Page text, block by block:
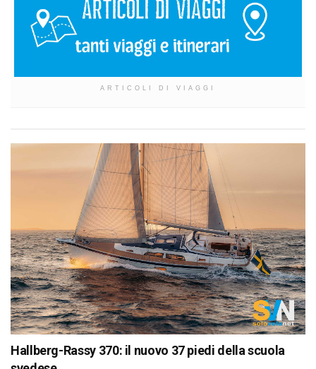
ARTICOLI DI VIAGGI
Hallberg-Rassy 370: il nuovo 37 piedi della scuola